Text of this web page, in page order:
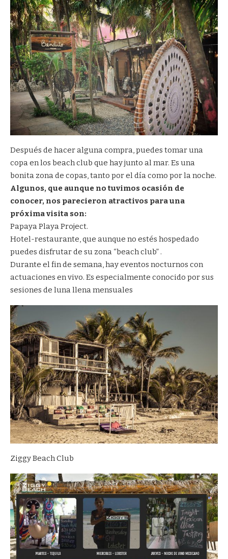
Después de hacer alguna compra, puedes tomar una
copa en los beach club que hay junto al mar. Es una
bonita zona de copas, tanto por el día como por la noche.
Algunos, que aunque no tuvimos ocasión de
conocer, nos parecieron atractivos para una
próxima visita son:
Papaya Playa Project.
Hotel-restaurante, que aunque no estés hospedado
puedes disfrutar de su zona “beach club” .
Durante el fin de semana, hay eventos nocturnos con
actuaciones en vivo. Es especialmente conocido por sus
sesiones de luna llena mensuales
Ziggy Beach Club